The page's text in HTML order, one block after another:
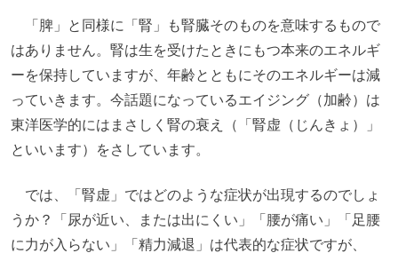
「脾」と同様に「腎」も腎臓そのものを意味するもので
はありません。腎は生を受けたときにもつ本来のエネルギ
ーを保持していますが、年齢とともにそのエネルギーは減
っていきます。今話題になっているエイジング（加齢）は
東洋医学的にはまさしく腎の衰え（「腎虚（じんきょ）」
といいます）をさしています。
では、「腎虚」ではどのような症状が出現するのでしょ
うか？「尿が近い、または出にくい」「腰が痛い」「足腰
に力が入らない」「精力減退」は代表的な症状ですが、